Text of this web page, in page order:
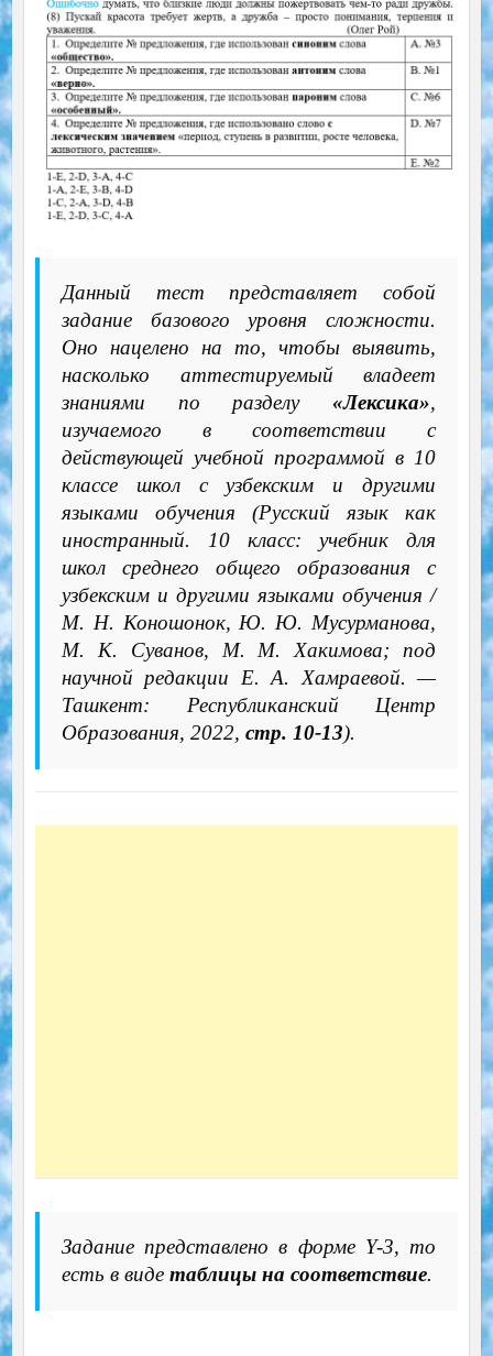
Данный тест представляет собой
задание базового уровня сложности.
Оно нацелено на то, чтобы выявить,
насколько аттестируемый владеет
знаниями по разделу«Лексика»,
изучаемого в соответствии с
действующей учебной программой в 10
классе школ с узбекским и другими
языками обучения (Русский язык как
иностранный. 10 класс: учебник для
школ среднего общего образования с
узбекским и другими языками обучения /
М. Н. Коношонок, Ю. Ю. Мусурманова,
М. К. Суванов, М. М. Хакимова; под
научной редакции Е. А. Хамраевой. —
Ташкент: Республиканский Центр
Образования, 2022, стр. 10-13).
Задание представлено в форме Y-3, то
есть в виде таблицы на соответствие.